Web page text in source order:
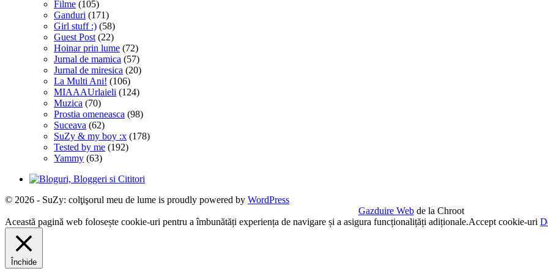
Filme (105)
Ganduri (171)
Girl stuff :) (58)
Guest Post (22)
Hoinar prin lume (72)
Jurnal de mamica (57)
Jurnal de miresica (20)
La Multi Ani! (106)
MIAAAUrlaieli (124)
Muzica (70)
Prostia omeneasca (98)
Suceava (62)
SuZy & my boy :x (178)
Tested by me (192)
Yammy (63)
© 2026 - SuZy: colţişorul meu de lume is proudly powered by WordPress
Gazduire Webde la Chroot
Această pagină web folosește cookie-uri pentru a îmbunătăți experiența de navigare și a asigura funcționalițăți adiționale.Accept cookie-uri
Închide